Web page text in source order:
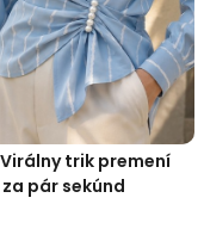
trik premení
pár sekúnd